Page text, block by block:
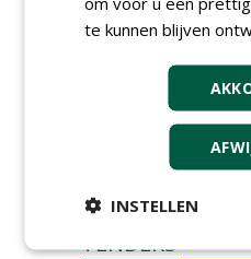
TENDERS
te kunnen blijven
INSTELLEN